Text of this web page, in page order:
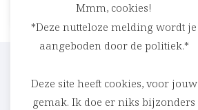
1 januari 2009 Geen reacties
CEDRIC RASKIN
Mmm, cookies!
*Deze nutteloze melding wordt je
aangeboden door de politiek.*
Deze site heeft cookies, voor jouw
gemak. Ik doe er niks bijzonders